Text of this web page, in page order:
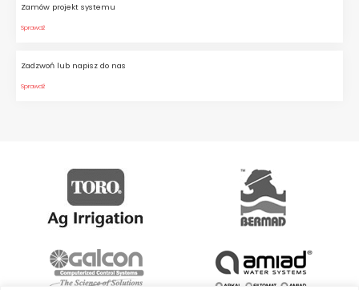
Zamów projekt systemu
Sprawdź
Zadzwoń lub napisz do nas
Sprawdź